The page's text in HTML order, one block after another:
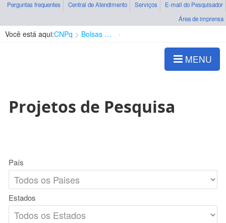
Perguntas frequentes Central de Atendimento Serviços
E-mail do Pesquisador
Área de imprensa
Você está aqui:CNPq Bolsas e Auxílios Vigentes
MENU
Projetos de Pesquisa
País
Estados